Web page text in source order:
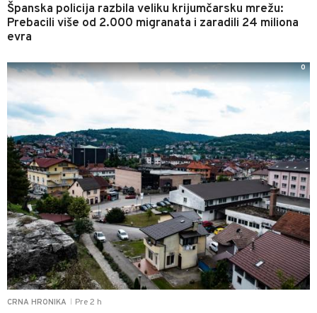
Španska policija razbila veliku krijumčarsku mrežu:
Prebacili više od 2.000 migranata i zaradili 24 miliona
evra
CRNA HRONIKA Pre 2 h
0